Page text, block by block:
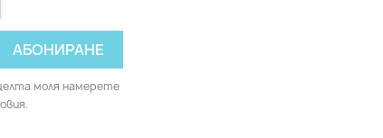
моля намерете